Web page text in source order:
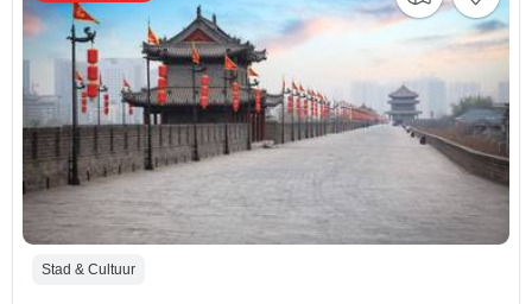
Stad & Cultuur